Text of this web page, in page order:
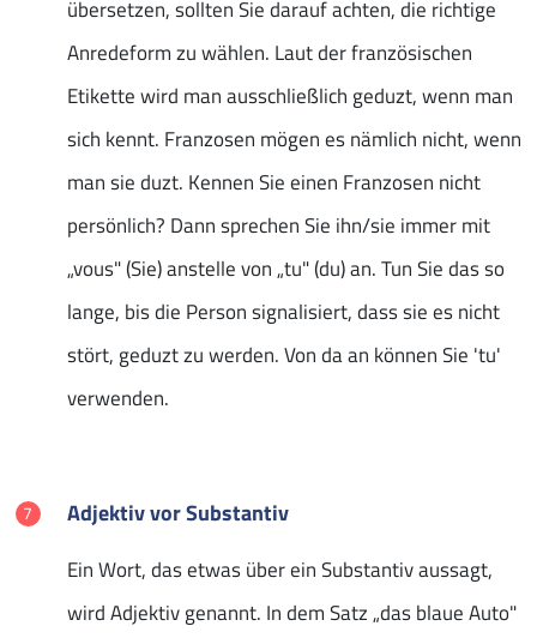
übersetzen, sollten Sie darauf achten, die richtige
Anredeform zu wählen. Laut der französischen
Etikette wird man ausschließlich geduzt, wenn man
sich kennt. Franzosen mögen es nämlich nicht, wenn
man sie duzt. Kennen Sie einen Franzosen nicht
persönlich? Dann sprechen Sie ihn/sie immer mit
„vous" (Sie) anstelle von „tu" (du) an. Tun Sie das so
lange, bis die Person signalisiert, dass sie es nicht
stört, geduzt zu werden. Von da an können Sie 'tu'
verwenden.
Adjektiv vor Substantiv
Ein Wort, das etwas über ein Substantiv aussagt,
wird Adjektiv genannt. In dem Satz „das blaue Auto"